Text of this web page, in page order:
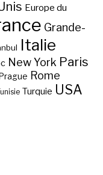
Europe du
Grande-
Italie
New York Paris
Prague Rome
Tunisie Turquie USA